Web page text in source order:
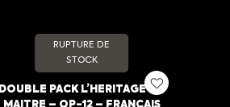
RUPTURE DE
STOCK
DOUBLE PACK L’HERITAGE DU